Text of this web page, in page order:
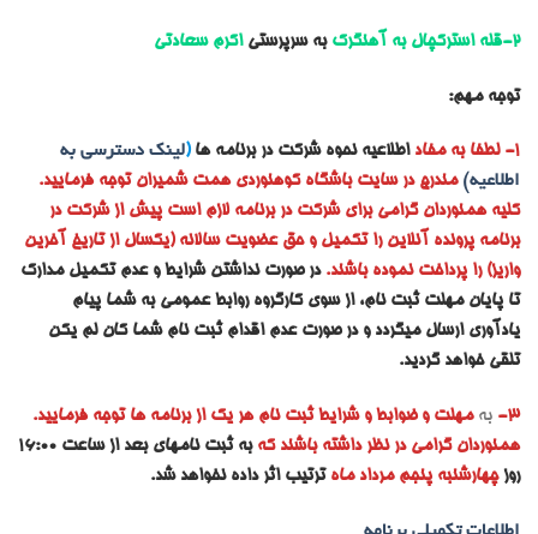
2-قله استرکچال به آهنگرک به سرپرستیاکرم سعادتی
توجه مهم:
1- لطفا به مفاد اطلاعیه نحوه شرکت در برنامه ها(لینک دسترسی به
اطلاعیه) مندرج در سایت باشگاه کوهنوردی همت شمیران توجه فرمایید.
کلیه همنوردان گرامی برای شرکت در برنامه لازم است پیش از شرکت در
برنامه پرونده آنلاین را تکمیل و حق عضویت سالانه (یکسال از تاریخ آخرین
واریز) را پرداخت نموده باشند.در صورت نداشتن شرایط و عدم تکمیل مدارک
تا پایان مهلت ثبت نام، از سوی کارگروه روابط عمومی به شما پیام
یادآوری ارسال میگردد و در صورت عدم اقدام ثبت نام شما کان لم یکن
تلقی خواهد گردید.
3- بهمهلت و ضوابط و شرایط ثبت نام هر یک از برنامه ها توجه فرمایید.
همنوردان گرامی در نظر داشته باشند که
به ثبت نامهای بعد از ساعت 16:00
روزچهارشنبه پنجم مرداد ماهترتیب اثر داده نخواهد شد.